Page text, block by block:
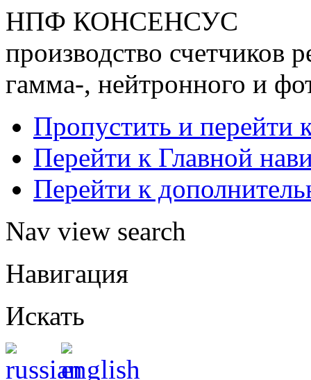
НПФ КОНСЕНСУС
производство счетчиков
гамма-, нейтронного и
Пропустить и перейти
Перейти к Главной
Перейти к
Nav view search
Навигация
Искать